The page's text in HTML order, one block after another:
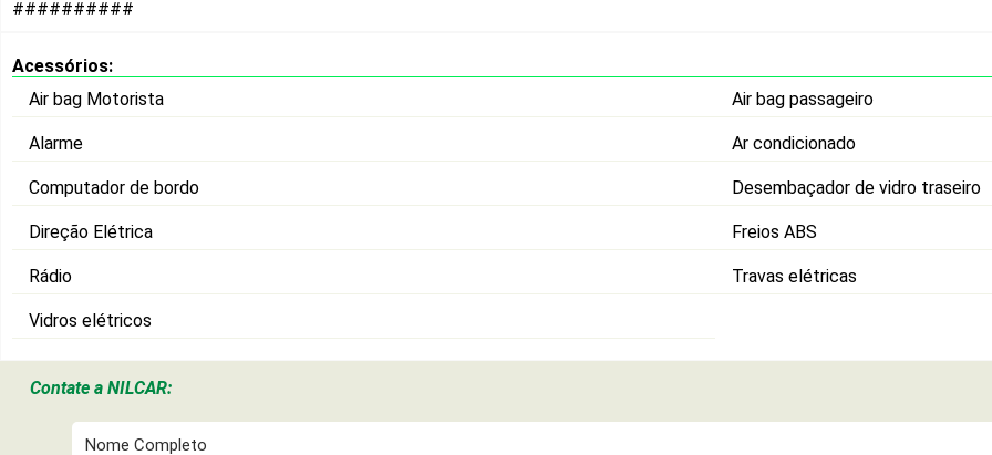
##########
Acessórios:
Air bag Motorista
Air bag passageiro
Alarme Ar condicionado
Computador de bordo Desembaçador de vidro traseiro
Direção Elétrica Freios ABS
Rádio Travas elétricas
Vidros elétricos
Contate a NILCAR: